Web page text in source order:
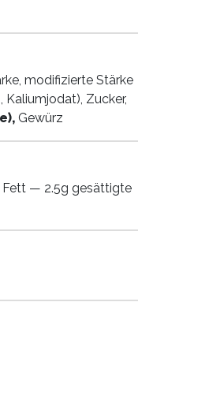
modifizierte Stärke
Kaliumjodat), Zucker,
Gewürz
— 2.5g gesättigte